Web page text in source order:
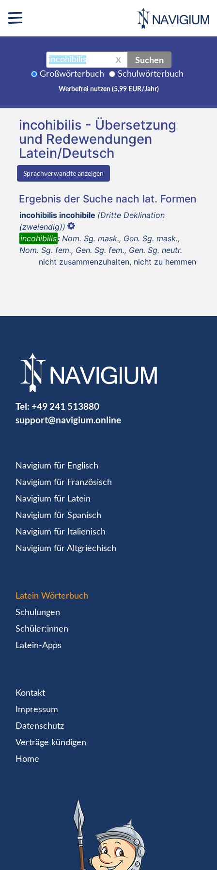
X Suchen
Großwörterbuch Schulwörterbuch
Werbefrei nutzen (5,99 EUR/Jahr)
incohibilis - Übersetzung
und Redewendungen
Latein/Deutsch
Sprachverwandte anzeigen
Ergebnis der Suche nach lat. Formen
incohibilis incohibile (Dritte Deklination
(zweiendig))
incohibilis: Nom. Sg. mask., Gen. Sg. mask.,
Nom. Sg. fem., Gen. Sg. fem., Gen. Sg. neutr.
nicht zusammenzuhalten, nicht zu hemmen
Tel: +49 241 513880
support@navigium.online
Navigium für Englisch
Navigium für Französisch
Navigium für Latein
Navigium für Spanisch
Navigium für Italienisch
Navigium für Altgriechisch
Latein Wörterbuch
Schulungen
Schüler:innen
Latein-Apps
Kontakt
Impressum
Datenschutz
Verträge kündigen
Home